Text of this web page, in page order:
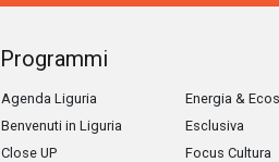
Programmi
Agenda Liguria
Benvenuti in Liguria
Close UP
Energia &
Esclusiva
Focus Cultura